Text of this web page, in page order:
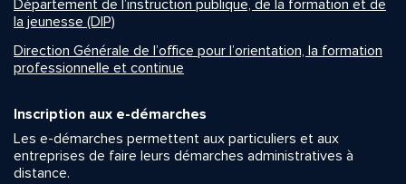
Département de l’instruction publique, de la formation et de
la jeunesse (DIP)
Direction Générale de l’office pour l’orientation, la formation
professionnelle et continue
Inscription aux e-démarches
Les e-démarches permettent aux particuliers et aux
entreprises de faire leurs démarches administratives à
distance.